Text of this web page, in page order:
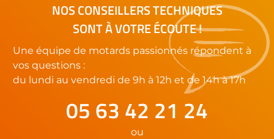
NOS CONSEILLERS TECHNIQUES
SONT À VOTRE ÉCOUTE !
Une équipe de motards passionnés répondent à
vos questions :
du lundi au vendredi de 9h à 12h et de 14h à 17h
05 63 42 21 24
ou